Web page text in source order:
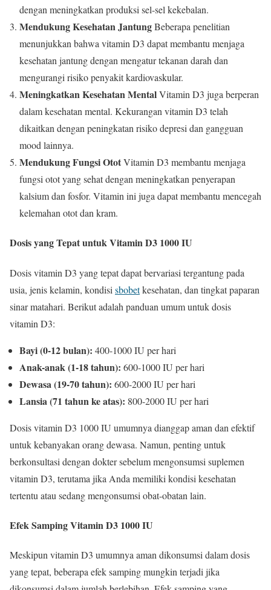
dengan meningkatkan produksi sel-sel kekebalan.
Mendukung Kesehatan JantungBeberapa penelitian
menunjukkan bahwa vitamin D3 dapat membantu menjaga
kesehatan jantung dengan mengatur tekanan darah dan
mengurangi risiko penyakit kardiovaskular.
Meningkatkan Kesehatan MentalVitamin D3 juga berperan
dalam kesehatan mental. Kekurangan vitamin D3 telah
dikaitkan dengan peningkatan risiko depresi dan gangguan
mood lainnya.
Mendukung Fungsi OtotVitamin D3 membantu menjaga
fungsi otot yang sehat dengan meningkatkan penyerapan
kalsium dan fosfor. Vitamin ini juga dapat membantu mencegah
kelemahan otot dan kram.
Dosis yang Tepat untuk Vitamin D3 1000 IU
Dosis vitamin D3 yang tepat dapat bervariasi tergantung pada
usia, jenis kelamin, kondisi sbobetkesehatan, dan tingkat paparan
sinar matahari. Berikut adalah panduan umum untuk dosis
vitamin D3:
Bayi (0-12 bulan): 400-1000 IU per hari
Anak-anak (1-18 tahun): 600-1000 IU per hari
Dewasa (19-70 tahun): 600-2000 IU per hari
Lansia (71 tahun ke atas): 800-2000 IU per hari
Dosis vitamin D3 1000 IU umumnya dianggap aman dan efektif
untuk kebanyakan orang dewasa. Namun, penting untuk
berkonsultasi dengan dokter sebelum mengonsumsi suplemen
vitamin D3, terutama jika Anda memiliki kondisi kesehatan
tertentu atau sedang mengonsumsi obat-obatan lain.
Efek Samping Vitamin D3 1000 IU
Meskipun vitamin D3 umumnya aman dikonsumsi dalam dosis
yang tepat, beberapa efek samping mungkin terjadi jika